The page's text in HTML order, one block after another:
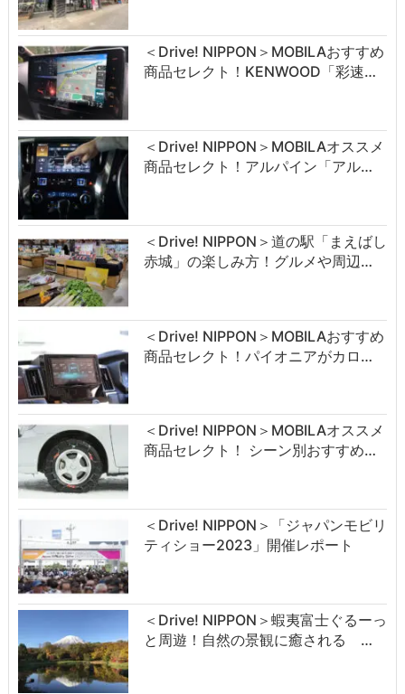
＜Drive! NIPPON＞MOBILAおすすめ
商品セレクト！KENWOOD「彩速…
＜Drive! NIPPON＞MOBILAオススメ
商品セレクト！アルパイン「アル…
＜Drive! NIPPON＞道の駅「まえばし
赤城」の楽しみ方！グルメや周辺…
＜Drive! NIPPON＞MOBILAおすすめ
商品セレクト！パイオニアがカロ…
＜Drive! NIPPON＞MOBILAオススメ
商品セレクト！ シーン別おすすめ…
＜Drive! NIPPON＞「ジャパンモビリ
ティショー2023」開催レポート
＜Drive! NIPPON＞蝦夷富士ぐるーっ
と周遊！自然の景観に癒される …